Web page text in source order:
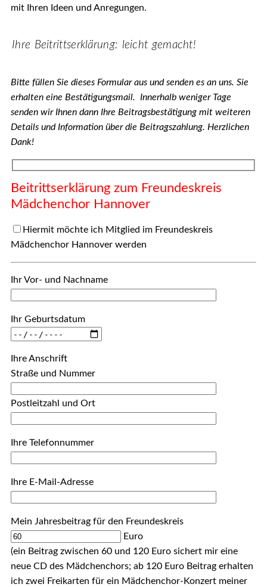
mit Ihren Ideen und Anregungen.
Ihre Beitrittserklärung: leicht gemacht!
Bitte füllen Sie dieses Formular aus und senden es an uns. Sie
erhalten eine Bestätigungsmail. Innerhalb weniger Tage
senden wir Ihnen dann Ihre Beitragsbestätigung mit weiteren
Details und Information über die Beitragszahlung. Herzlichen
Dank!
Beitrittserklärung zum Freundeskreis
Mädchenchor Hannover
Hiermit möchte ich Mitglied im Freundeskreis
Mädchenchor Hannover werden
Ihr Vor- und Nachname
Ihr Geburtsdatum
Ihre Anschrift
Straße und Nummer
Postleitzahl und Ort
Ihre Telefonnummer
Ihre E-Mail-Adresse
Mein Jahresbeitrag für den Freundeskreis
Euro
(ein Beitrag zwischen 60 und 120 Euro sichert mir eine
neue CD des Mädchenchors; ab 120 Euro Beitrag erhalten
ich zwei Freikarten für ein Mädchenchor-Konzert meiner